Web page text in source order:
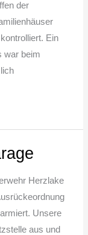
der
Ein
war beim
Herzlake
Unsere
aus und